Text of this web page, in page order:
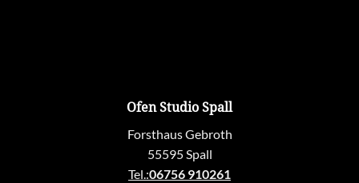
Ofen Studio Spall
Forsthaus Gebroth
55595 Spall
Tel.:06756 910261